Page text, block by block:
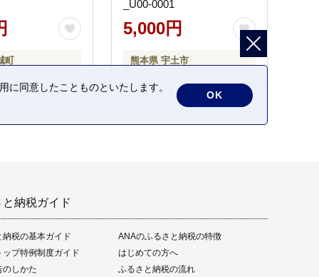
町
_U00-0001
5,000円
熊本県 宇土市
納税ガイド
納税の基本ガイド
ANAのふるさと納税の特徴
ップ特例制度ガイド
はじめての方へ
のしかた
ふるさと納税の流れ
同意したことものといたします。
OK